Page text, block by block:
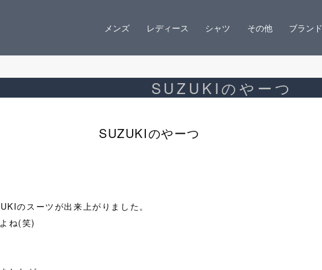
メンズ レディース シャツ その他 ブランド
SUZUKIのやーつ
SUZUKIのやーつ
のスーツが出来上がりました。
ね(笑)